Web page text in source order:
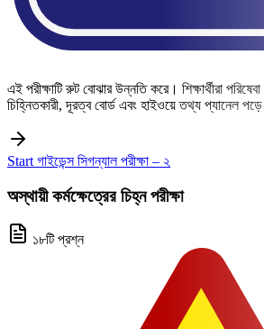
এই পরীক্ষাটি রুট বোঝার উন্নতি করে। শিক্ষার্থীরা
চিহ্নিতকারী, দূরত্ব বোর্ড এবং হাইওয়ে তথ্য প্যানেল
Start গাইডেন্স সিগন্যাল পরীক্ষা – ২
অস্থায়ী কর্মক্ষেত্রের চিহ্ন পরীক্ষা
১৮টি প্রশ্ন